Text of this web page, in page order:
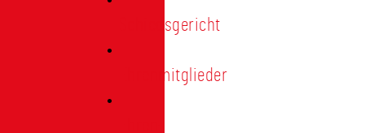
Schiedsgericht
Ehrenmitglieder